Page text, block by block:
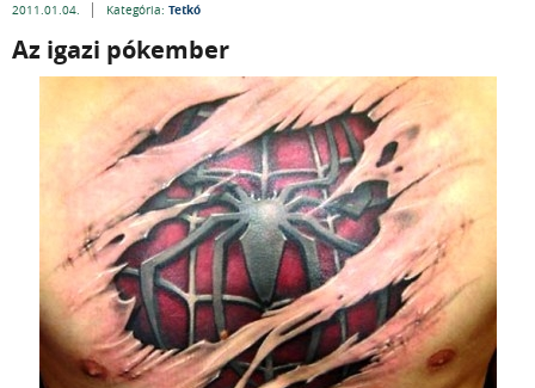
2011.01.04. Kategória: Tetkó
Az igazi pókember